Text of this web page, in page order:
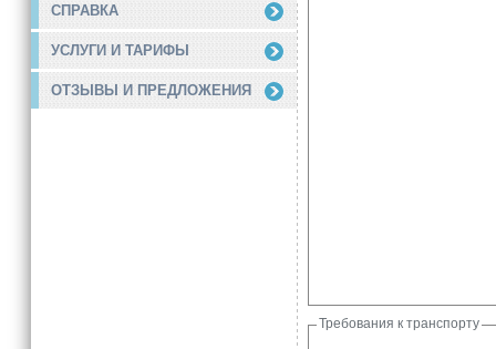
СПРАВКА
УСЛУГИ И ТАРИФЫ
ОТЗЫВЫ И ПРЕДЛОЖЕНИЯ
Требования к транспорту